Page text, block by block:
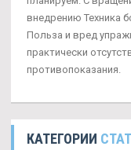
внедрению Техника
Польза и вред
практически
противопоказания.
КАТЕГОРИИ